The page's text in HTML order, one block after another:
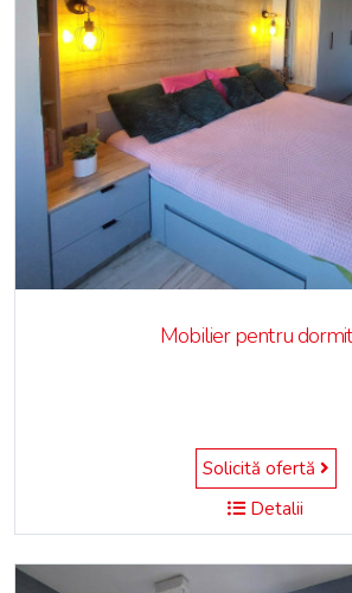
Mobilier pentru
Solicită ofertă
Detalii